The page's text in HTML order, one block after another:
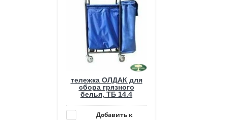
тележка ОЛДАК для
сбора грязного
белья, ТБ 14.4
Добавить к